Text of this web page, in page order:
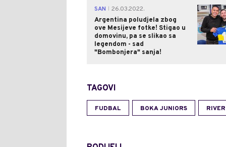
SAN
26.03.2022.
Argentina poludjela zbog
ove Mesijeve fotke! Stigao u
domovinu, pa se slikao sa
legendom - sad
"Bombonjera" sanja!
TAGOVI
FUDBAL BOKA JUNIORS